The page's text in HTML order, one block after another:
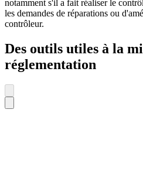
notamment s'il a fait réaliser le
les demandes de réparations ou
contrôleur.
Des outils utiles à la
réglementation